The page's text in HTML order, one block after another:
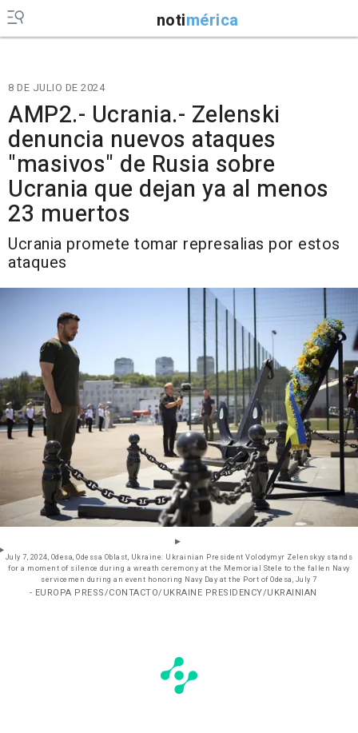
notimérica
8 DE JULIO DE 2024
AMP2.- Ucrania.- Zelenski
denuncia nuevos ataques
"masivos" de Rusia sobre
Ucrania que dejan ya al menos
23 muertos
Ucrania promete tomar represalias por estos
ataques
July 7, 2024, Odesa, Odessa Oblast, Ukraine: Ukrainian President Volodymyr Zelenskyy stands
for a moment of silence during a wreath ceremony at the Memorial Stele to the fallen Navy
servicemen during an event honoring Navy Day at the Port of Odesa, July 7
- EUROPA PRESS/CONTACTO/UKRAINE PRESIDENCY/UKRAINIAN